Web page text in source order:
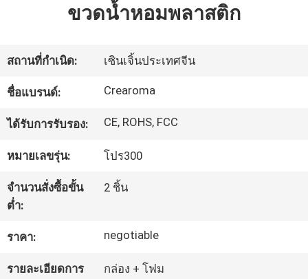
VR
เกี่ยว
กับ
เรา
ทัวร์
ขวดน้ำหอมพลาสติก
สถานที่กำเนิด: เซินเจิ้นประเทศจีน
ชื่อแบรนด์: Crearoma
ได้รับการรับรอง: CE, ROHS, FCC
หมายเลขรุ่น: โปร300
จำนวนสั่งซื้อขั้น
ต่ำ:
2 ชิ้น
ราคา: negotiable
รายละเอียดการ
กล่อง + โฟม